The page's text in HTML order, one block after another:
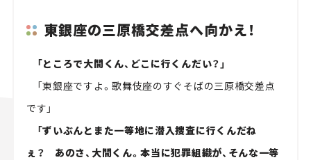
東銀座の三原橋交差点へ向かえ！
「ところで大間くん、どこに行くんだい？」
「東銀座ですよ。歌舞伎座のすぐそばの三原橋交差点
です」
「ずいぶんとまた一等地に潜入捜査に行くんだね
ぇ？ あのさ、大間くん。本当に犯罪組織が、そんな一等